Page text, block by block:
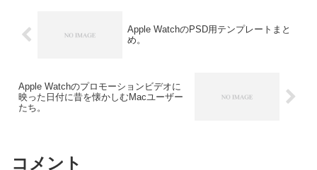
Apple WatchのPSD用テンプレートまと
め。
Apple Watchのプロモーションビデオに
映った日付に昔を懐かしむMacユーザー
たち。
コメント